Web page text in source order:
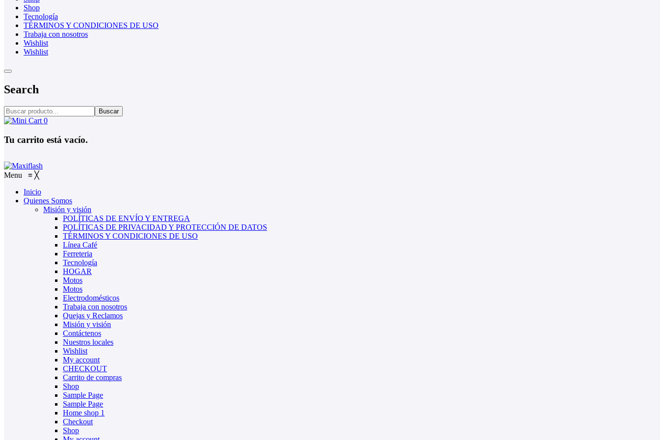
Shop
Tecnología
TÉRMINOS Y CONDICIONES DE USO
Trabaja con nosotros
Wishlist
Wishlist
Search
Buscar
0
Tu carrito está vacío.
Menu ≡ ╳
Inicio
Quienes Somos
Misión y visión
POLÍTICAS DE ENVÍO Y ENTREGA
POLÍTICAS DE PRIVACIDAD Y PROTECCIÓN DE DATOS
TÉRMINOS Y CONDICIONES DE USO
Línea Café
Ferreteria
Tecnología
HOGAR
Motos
Motos
Electrodomésticos
Trabaja con nosotros
Quejas y Reclamos
Misión y visión
Contáctenos
Nuestros locales
Wishlist
My account
CHECKOUT
Carrito de compras
Shop
Sample Page
Sample Page
Home shop 1
Checkout
Shop